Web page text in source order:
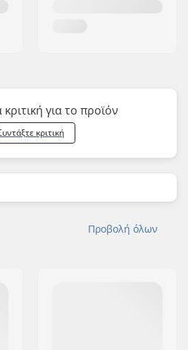
για το προϊόν
κριτική
Προβολή όλων